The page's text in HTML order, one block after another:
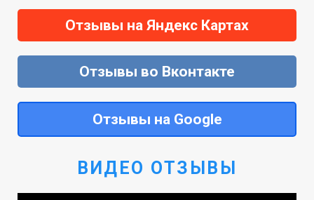
Отзывы на Яндекс Картах
Отзывы во Вконтакте
Отзывы на Google
ВИДЕО ОТЗЫВЫ